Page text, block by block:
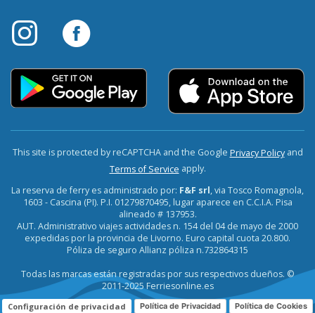
This site is protected by reCAPTCHA and the Google Privacy Policyand
Terms of Service apply.
La reserva de ferry es administrado por: F&F srl, via Tosco Romagnola,
1603 - Cascina (PI). P.I. 01279870495, lugar aparece en C.C.I.A. Pisa
alineado # 137953.
AUT. Administrativo viajes actividades n. 154 del 04 de mayo de 2000
expedidas por la provincia de Livorno. Euro capital cuota 20.800.
Póliza de seguro Allianz póliza n.732864315
Todas las marcas están registradas por sus respectivos dueños. ©
2011-2025 Ferriesonline.es
Configuración de privacidad Política de Privacidad Política de Cookies